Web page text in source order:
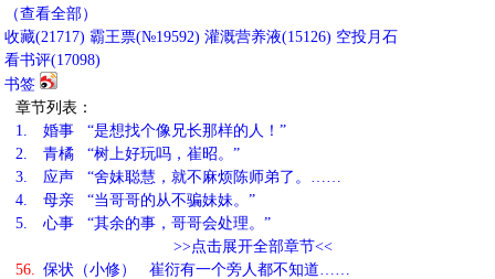
（查看全部）
收藏(21717) 霸王票(№19592) 灌溉营养液(15126) 空投月石
看书评(17098)
书签
章节列表：
1.
婚事 “是想找个像兄长那样的人！”
2.
青橘 “树上好玩吗，崔昭。”
3.
应声 “舍妹聪慧，就不麻烦陈师弟了。……
4.
母亲 “当哥哥的从不骗妹妹。”
5.
心事 “其余的事，哥哥会处理。”
>>点击展开全部章节<<
56. 保状（小修） 崔衍有一个旁人都不知道……